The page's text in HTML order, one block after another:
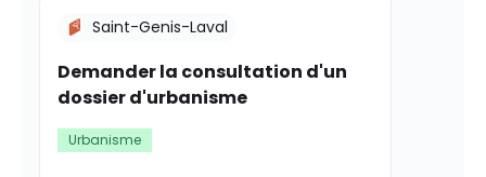
Demander la consultation d'un
dossier d'urbanisme
Saint-Genis-Laval
Urbanisme